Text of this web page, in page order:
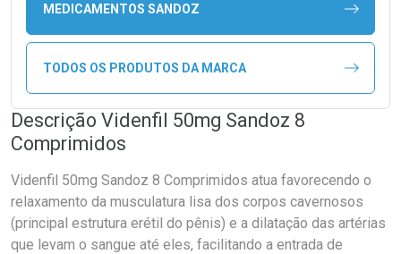
MEDICAMENTOS SANDOZ
TODOS OS PRODUTOS DA MARCA
Descrição Videnfil 50mg Sandoz 8
Comprimidos
Videnfil 50mg Sandoz 8 Comprimidos atua favorecendo o
relaxamento da musculatura lisa dos corpos cavernosos
(principal estrutura erétil do pênis) e a dilatação das artérias
que levam o sangue até eles, facilitando a entrada de